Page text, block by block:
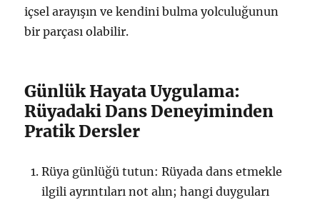
içsel arayışın ve kendini bulma yolculuğunun
bir parçası olabilir.
Günlük Hayata Uygulama:
Rüyadaki Dans Deneyiminden
Pratik Dersler
Rüya günlüğü tutun: Rüyada dans etmekle
ilgili ayrıntıları not alın; hangi duyguları